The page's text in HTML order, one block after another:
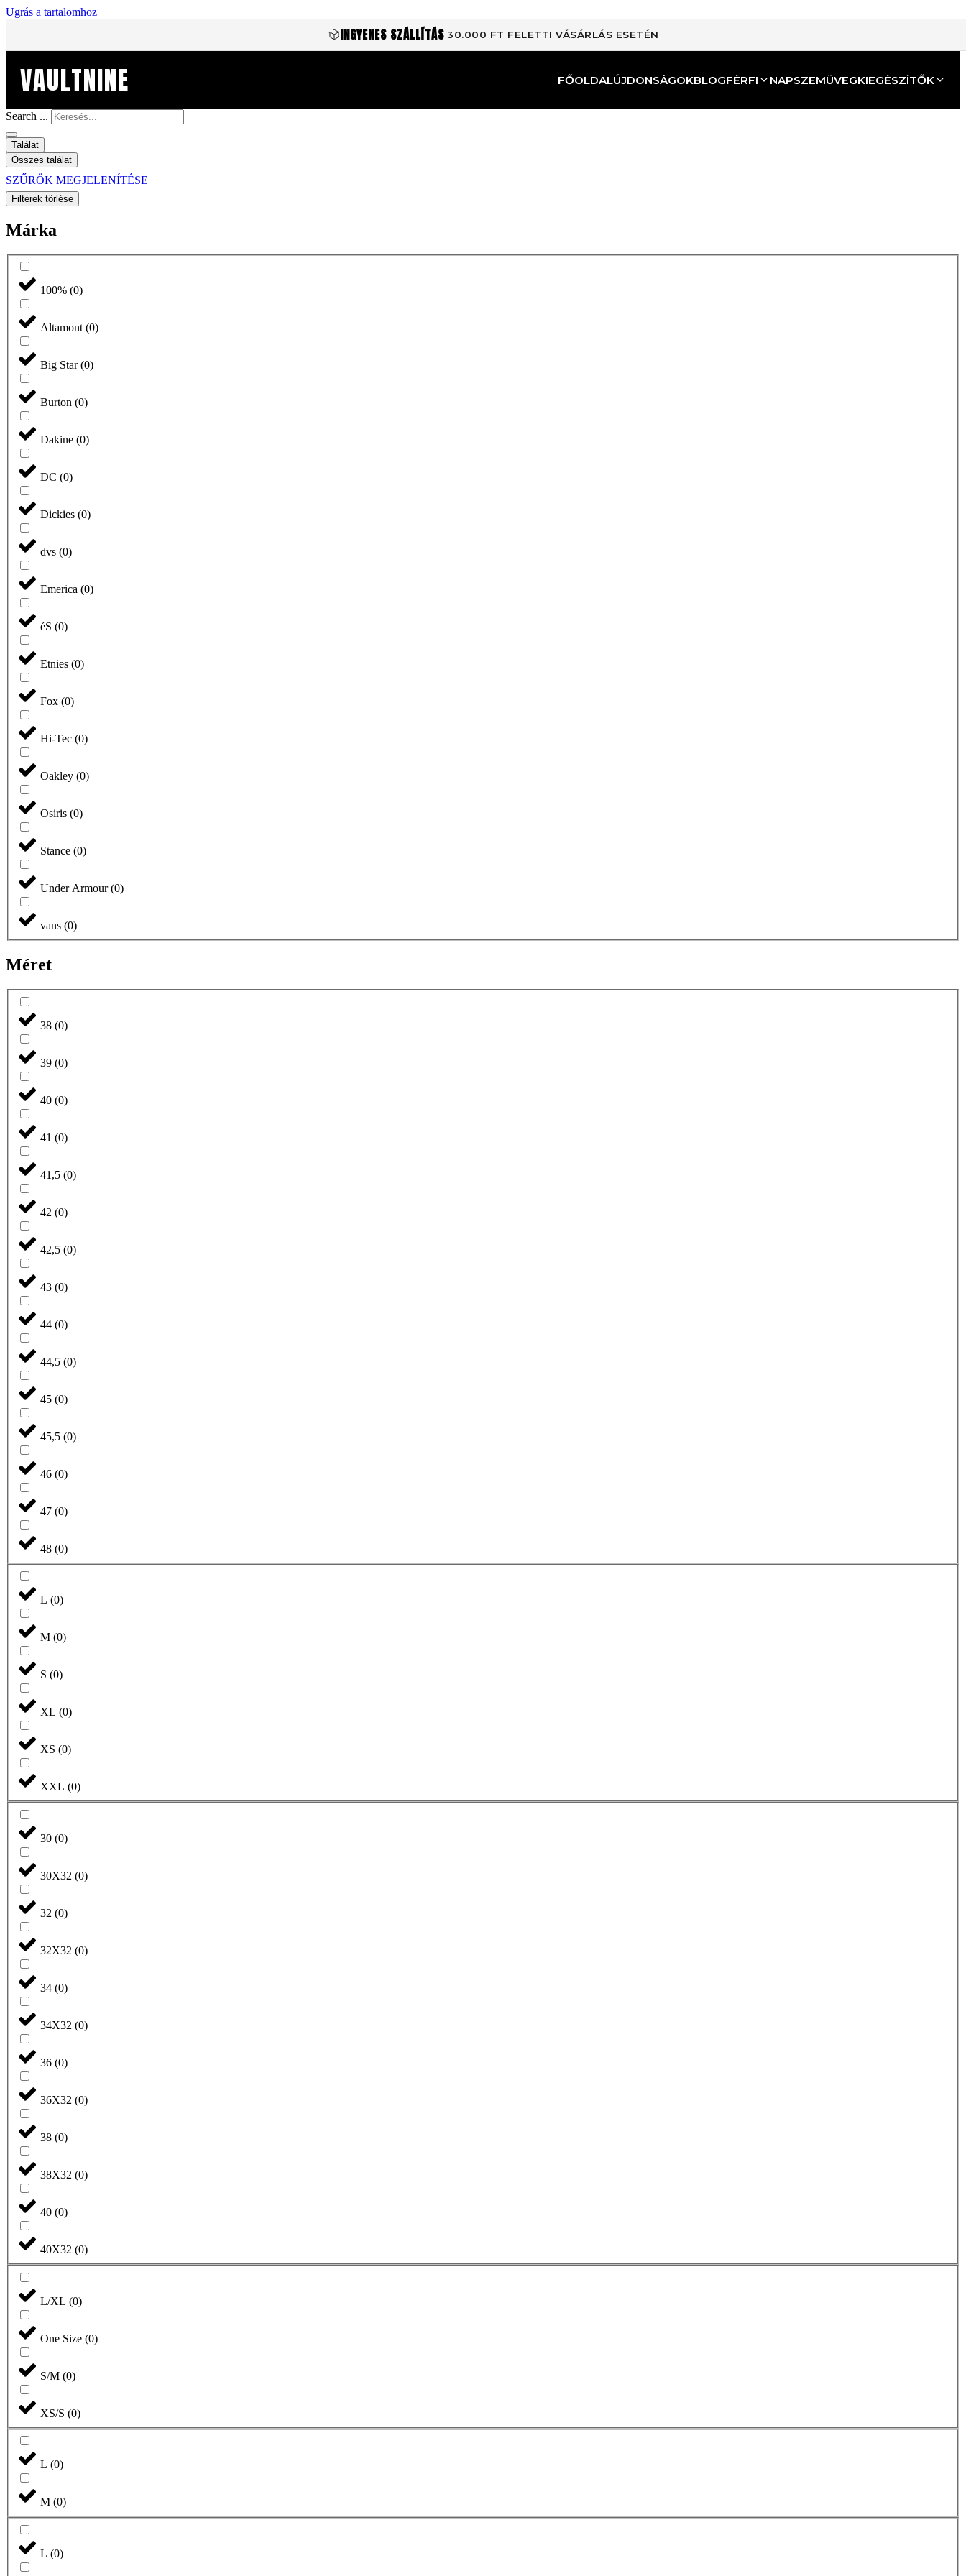
Ugrás a tartalomhoz
INGYENES SZÁLLÍTÁS 30.000 FT FELETTI VÁSÁRLÁS ESETÉN
VAULTNINE FŐOLDALÚJDONSÁGOKBLOGFÉRFI NAPSZEMÜVEGKIEGÉSZÍTŐK
Search ...
Találat
Összes találat
SZŰRŐK MEGJELENÍTÉSE
Filterek törlése
Márka
100% (0)
Altamont(0)
Big Star(0)
Burton (0)
Dakine (0)
DC (0)
Dickies (0)
dvs (0)
Emerica (0)
éS (0)
Etnies (0)
Fox (0)
Hi-Tec (0)
Oakley (0)
Osiris (0)
Stance (0)
Under Armour(0)
vans (0)
Méret
38 (0)
39 (0)
40 (0)
41 (0)
41,5 (0)
42 (0)
42,5 (0)
43 (0)
44 (0)
44,5 (0)
45 (0)
45,5 (0)
46 (0)
47 (0)
48 (0)
L (0)
M (0)
S (0)
XL (0)
XS (0)
XXL (0)
30 (0)
30X32 (0)
32 (0)
32X32 (0)
34 (0)
34X32 (0)
36 (0)
36X32 (0)
38 (0)
38X32 (0)
40 (0)
40X32 (0)
L/XL (0)
One Size (0)
S/M (0)
XS/S (0)
L (0)
M (0)
L (0)